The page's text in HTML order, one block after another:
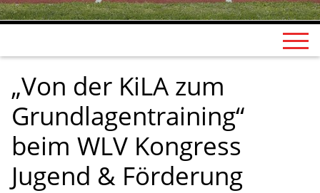
„Von der KiLA zum
Grundlagentraining“
beim WLV Kongress
Jugend & Förderung